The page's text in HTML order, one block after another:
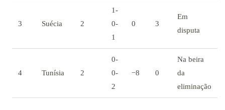
3 Suécia 2
1-
0-
1
0 3
Em
disputa
4 Tunísia 2
0-
0-
2
−8 0
Na beira
da
eliminação